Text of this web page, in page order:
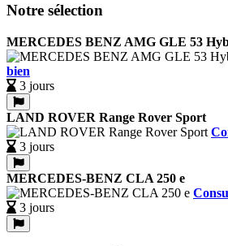
Notre sélection
MERCEDES BENZ AMG GLE 53
bien
3 jours
LAND ROVER Range Rover Sport
3 jours
MERCEDES-BENZ CLA 250 e
3 jours